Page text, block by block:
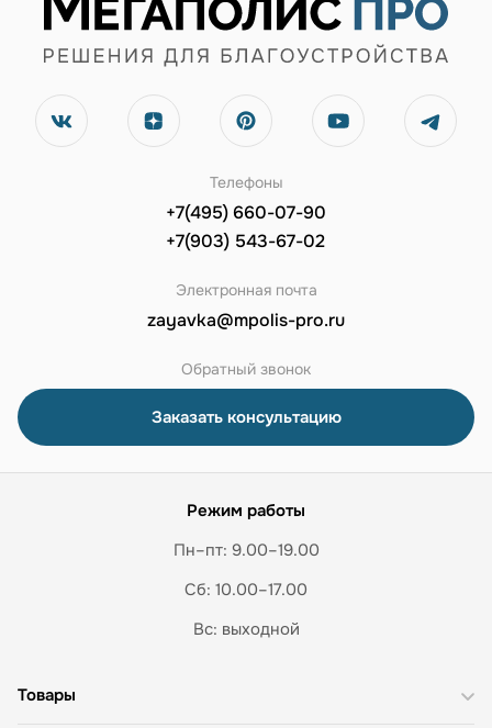
Телефоны
+7(495) 660-07-90
+7(903) 543-67-02
Электронная почта
zayavka@mpolis-pro.ru
Обратный звонок
Заказать консультацию
Режим работы
Пн–пт: 9.00–19.00
Сб: 10.00–17.00
Вс: выходной
Товары